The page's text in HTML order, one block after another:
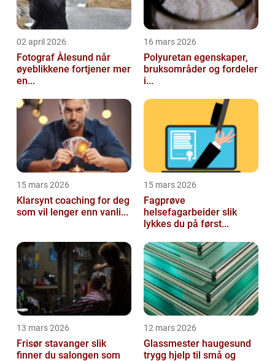
02 april 2026
Fotograf Ålesund når
øyeblikkene fortjener mer
en...
16 mars 2026
Polyuretan egenskaper,
bruksområder og fordeler
i...
15 mars 2026
Klarsynt coaching for deg
som vil lenger enn vanli...
15 mars 2026
Fagprøve
helsefagarbeider slik
lykkes du på først...
13 mars 2026
Frisør stavanger slik
finner du salongen som
12 mars 2026
Glassmester haugesund
trygg hjelp til små og